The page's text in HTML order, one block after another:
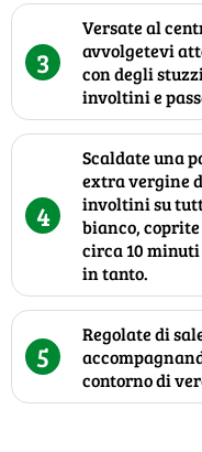
3
Versate al
avvolgetevi
con degli
involtini e
4
Scaldate una
extra vergine
involtini su
bianco,
circa 10 minuti
in tanto.
5
Regolate di
contorno di